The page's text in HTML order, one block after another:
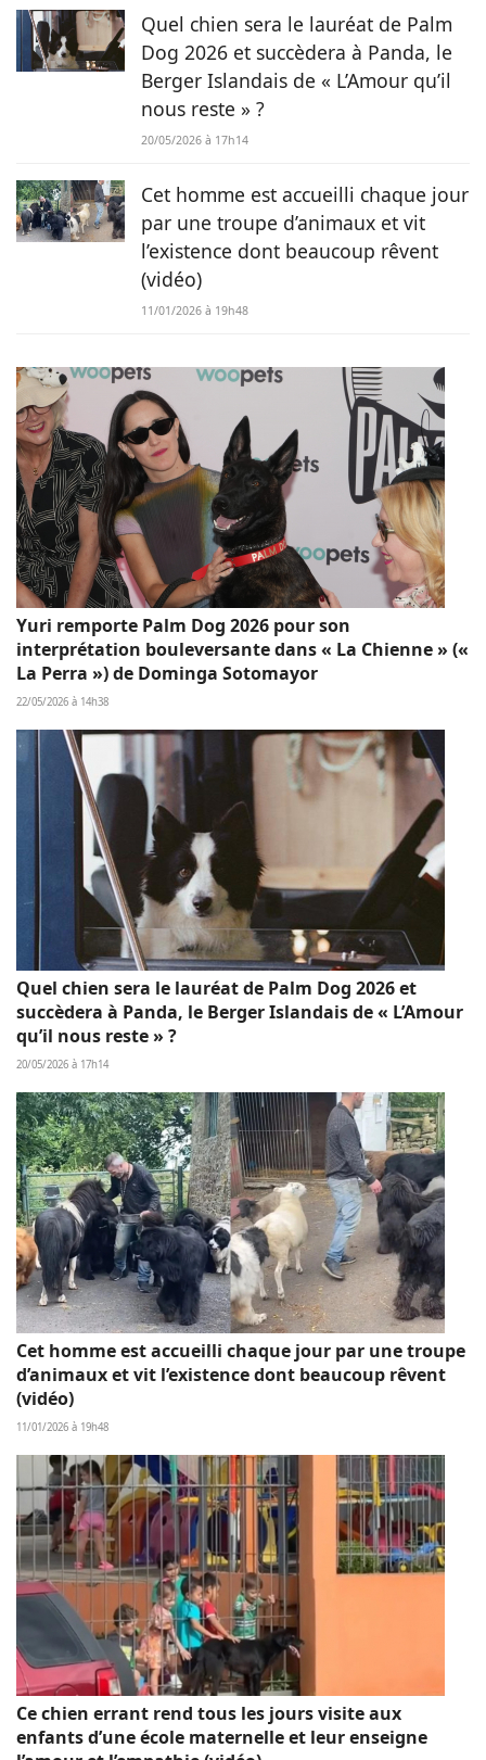
Quel chien sera le lauréat de Palm
Dog 2026 et succèdera à Panda, le
Berger Islandais de « L’Amour qu’il
nous reste » ?
20/05/2026 à 17h14
Cet homme est accueilli chaque jour
par une troupe d’animaux et vit
l’existence dont beaucoup rêvent
(vidéo)
11/01/2026 à 19h48
Yuri remporte Palm Dog 2026 pour son
interprétation bouleversante dans « La Chienne » («
La Perra ») de Dominga Sotomayor
22/05/2026 à 14h38
Quel chien sera le lauréat de Palm Dog 2026 et
succèdera à Panda, le Berger Islandais de « L’Amour
qu’il nous reste » ?
20/05/2026 à 17h14
Cet homme est accueilli chaque jour par une troupe
d’animaux et vit l’existence dont beaucoup rêvent
(vidéo)
11/01/2026 à 19h48
Ce chien errant rend tous les jours visite aux
enfants d’une école maternelle et leur enseigne